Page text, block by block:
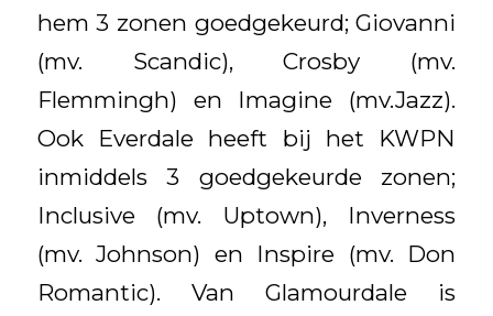
hem 3 zonen goedgekeurd; Giovanni
(mv. Scandic), Crosby (mv.
Flemmingh) en Imagine (mv.Jazz).
Ook Everdale heeft bij het KWPN
inmiddels 3 goedgekeurde zonen;
Inclusive (mv. Uptown), Inverness
(mv. Johnson) en Inspire (mv. Don
Romantic). Van Glamourdale is